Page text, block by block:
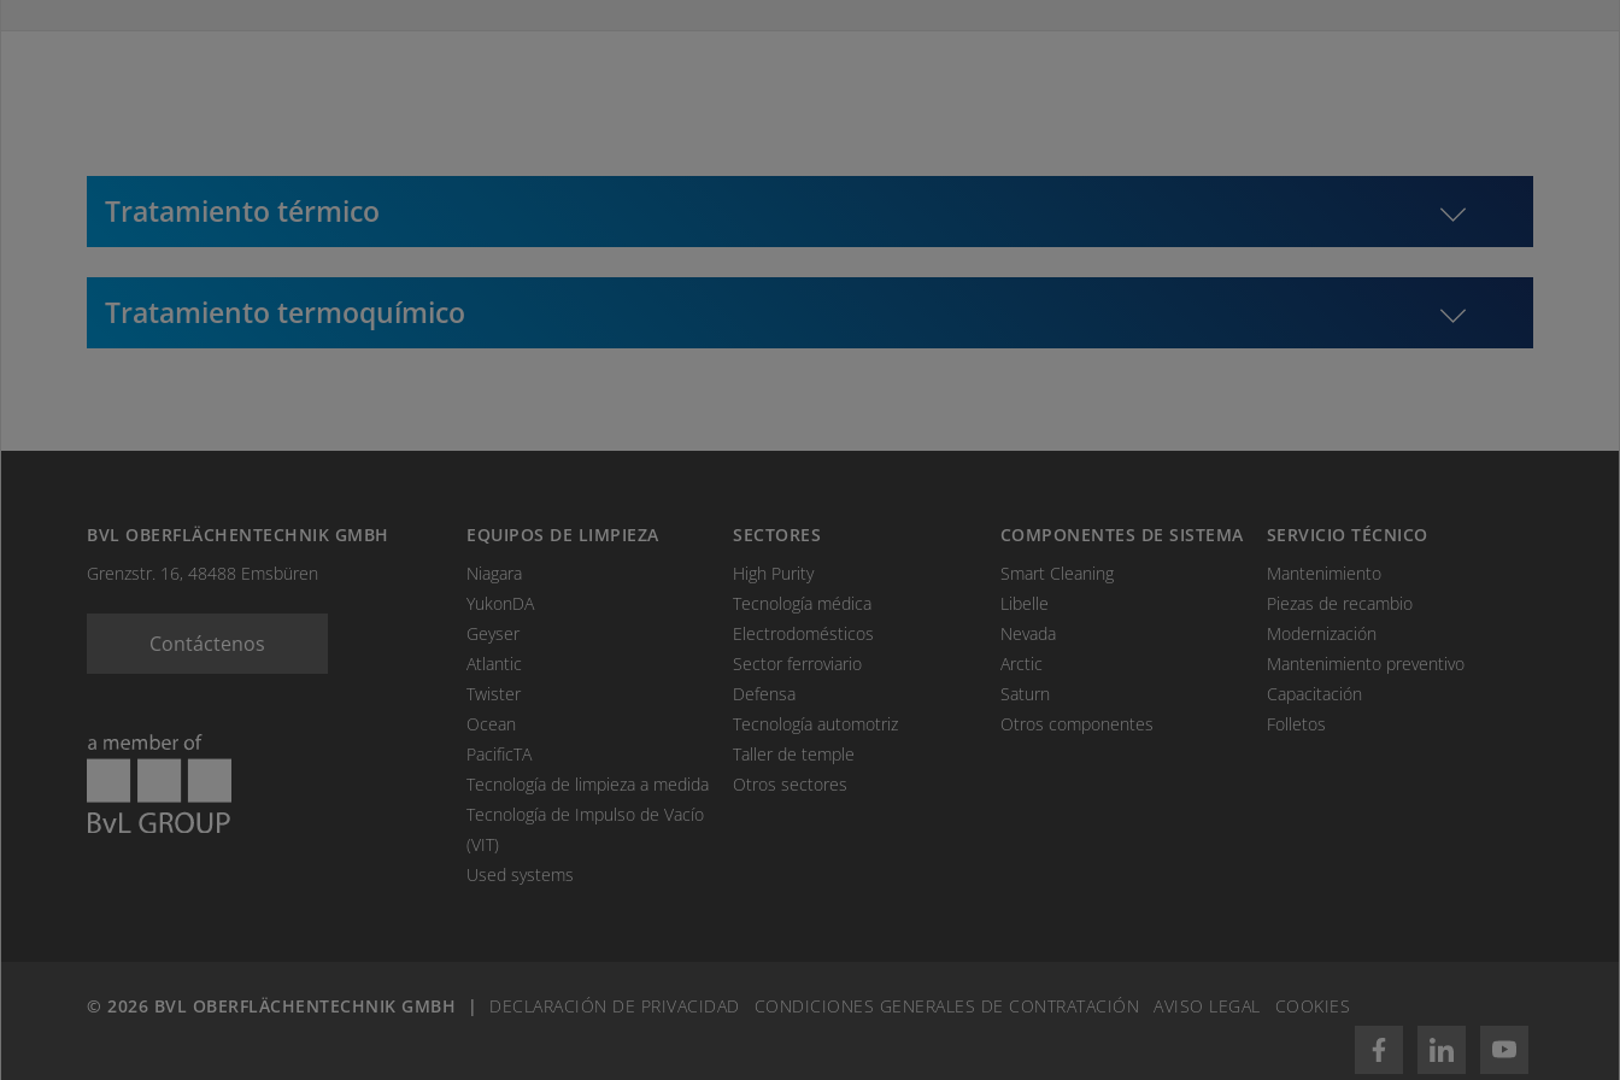
Tratamiento térmico
Tratamiento termoquímico
BVL OBERFLÄCHENTECHNIK GMBH
Grenzstr. 16, 48488 Emsbüren
Contáctenos
EQUIPOS DE LIMPIEZA
Niagara
YukonDA
Geyser
Atlantic
Twister
Ocean
PacificTA
Tecnología de limpieza a medida
Tecnología de Impulso de Vacío
(VIT)
Used systems
SECTORES
High Purity
Tecnología médica
Electrodomésticos
Sector ferroviario
Defensa
Tecnología automotriz
Taller de temple
Otros sectores
COMPONENTES DE SISTEMA
Smart Cleaning
Libelle
Nevada
Arctic
Saturn
Otros componentes
SERVICIO TÉCNICO
Mantenimiento
Piezas de recambio
Modernización
Mantenimiento preventivo
Capacitación
Folletos
© 2026 BVL OBERFLÄCHENTECHNIK GMBH | DECLARACIÓN DE PRIVACIDAD CONDICIONES GENERALES DE CONTRATACIÓN AVISO LEGAL COOKIES